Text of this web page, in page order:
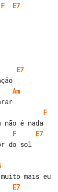
F E7
E7
Am
F
F
E7
do sol
E7